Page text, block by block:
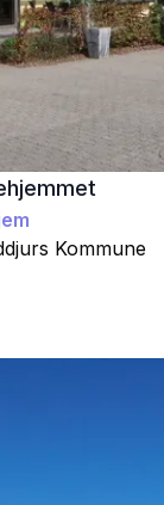
Kommune